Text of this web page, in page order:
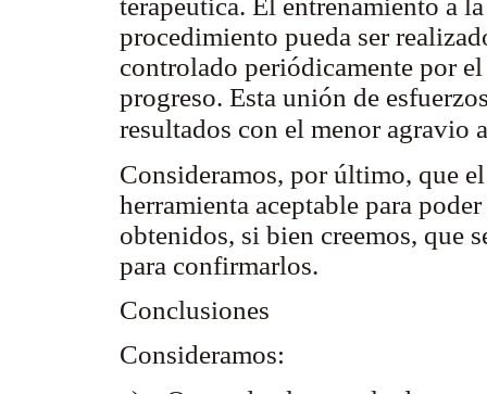
terapéutica. El entrenamiento a
procedimiento pueda ser
controlado periódicamente por
progreso. Esta unión de
resultados con el menor agravio
Consideramos, por último, que
herramienta aceptable para
obtenidos, si bien creemos, que
para confirmarlos.
Conclusiones
Consideramos: